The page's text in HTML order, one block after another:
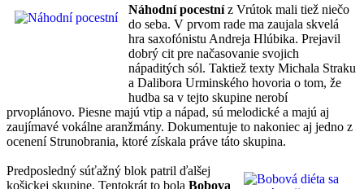
Náhodní pocestníz Vrútok mali tiež niečo
do seba. V prvom rade ma zaujala skvelá
hra saxofónistu Andreja Hlúbika. Prejavil
dobrý cit pre načasovanie svojich
nápaditých sól. Taktiež texty Michala Straku
a Dalibora Urminského hovoria o tom, že
hudba sa v tejto skupine nerobí
prvoplánovo. Piesne majú vtip a nápad, sú melodické a majú aj
zaujímavé vokálne aranžmány. Dokumentuje to nakoniec aj jedno z
ocenení Strunobrania, ktoré získala práve táto skupina.
Predposledný súťažný blok patril ďalšej
košickej skupine. Tentokrát to bola Bobova